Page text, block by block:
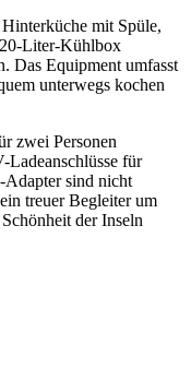
mit Spüle,
20-Liter-Kühlbox
Das Equipment umfasst
unterwegs kochen
zwei Personen
Ladeanschlüsse für
Adapter sind nicht
treuer Begleiter um
der Inseln